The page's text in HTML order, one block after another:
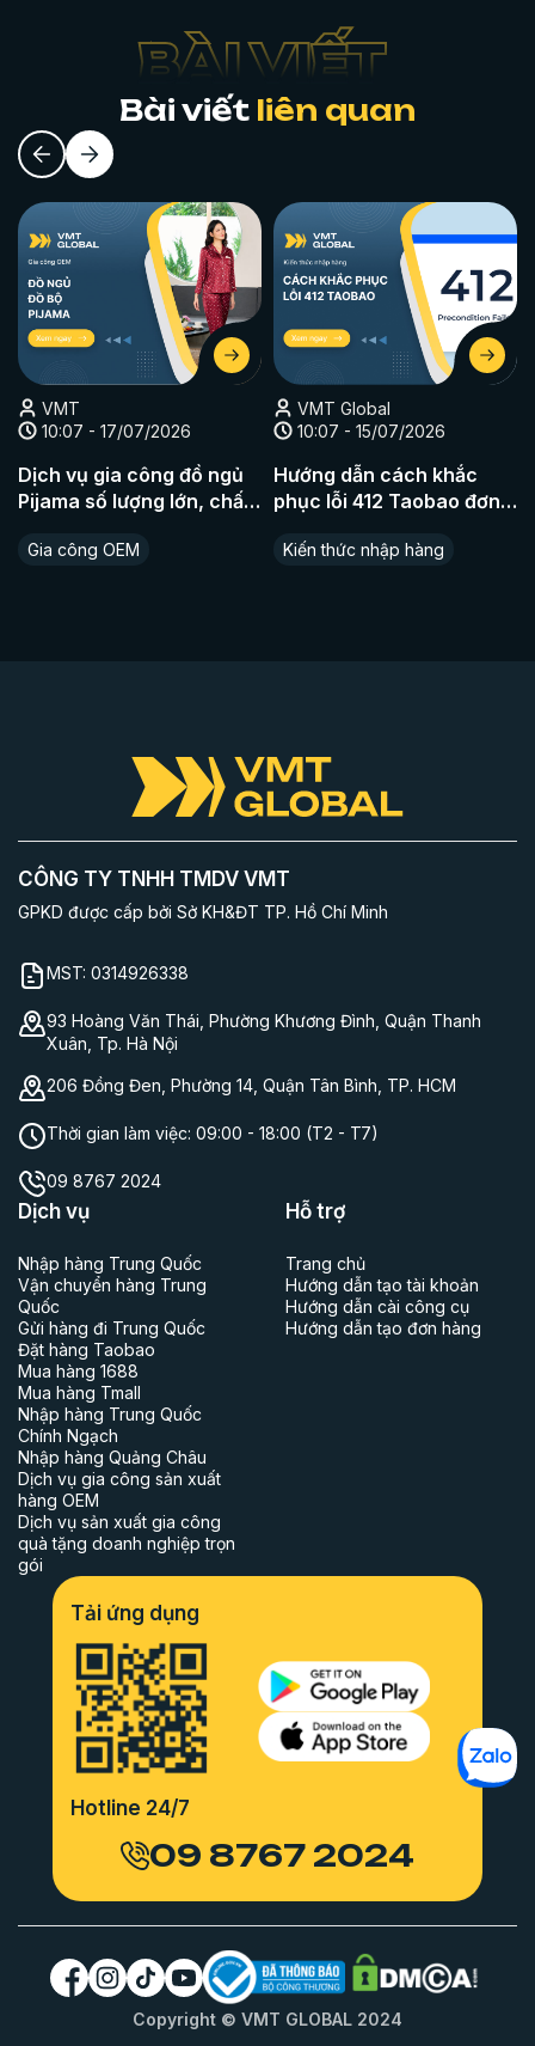
Bài viết liên quan
VMT
10:07 - 17/07/2026
Dịch vụ gia công đồ ngủ
Pijama số lượng lớn, chất
Gia công OEM
VMT Global
10:07 - 15/07/2026
Hướng dẫn cách khắc
phục lỗi 412 Taobao đơn
Kiến thức nhập hàng
CÔNG TY TNHH TMDV VMT
GPKD được cấp bởi Sở KH&ĐT TP. Hồ Chí Minh
MST: 0314926338
93 Hoàng Văn Thái, Phường Khương Đình, Quận Thanh
Xuân, Tp. Hà Nội
206 Đồng Đen, Phường 14, Quận Tân Bình, TP. HCM
Thời gian làm việc: 09:00 - 18:00 (T2 - T7)
09 8767 2024
Dịch vụ
Nhập hàng Trung Quốc
Vận chuyển hàng Trung
Quốc
Gửi hàng đi Trung Quốc
Đặt hàng Taobao
Mua hàng 1688
Mua hàng Tmall
Nhập hàng Trung Quốc
Chính Ngạch
Nhập hàng Quảng Châu
Dịch vụ gia công sản xuất
hàng OEM
Dịch vụ sản xuất gia công
quà tặng doanh nghiệp trọn
gói
Hỗ trợ
Trang chủ
Hướng dẫn tạo tài khoản
Hướng dẫn cài công cụ
Hướng dẫn tạo đơn hàng
Tải ứng dụng
Hotline 24/7
09 8767 2024
Copyright © VMT GLOBAL 2024